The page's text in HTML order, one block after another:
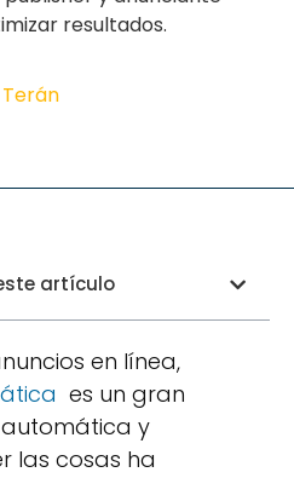
resultados.
artículo
en línea,
es un gran
y
las cosas ha